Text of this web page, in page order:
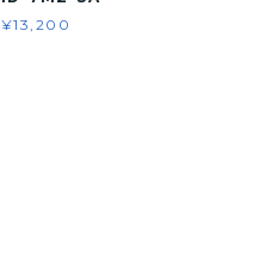
¥13,200